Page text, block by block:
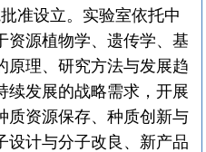
准设立。实验室依托中
资源植物学、遗传学、基
原理、研究方法与发展趋
续发展的战略需求，开展
质资源保存、种质创新与
设计与分子改良、新产品